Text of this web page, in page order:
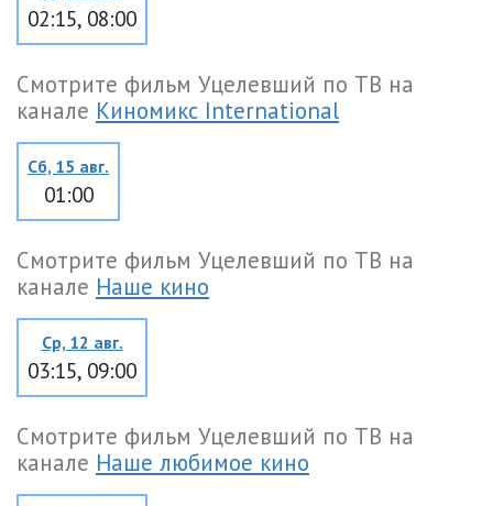
02:15, 08:00
Смотрите фильм Уцелевший по ТВ на
канале Киномикс International
Сб, 15 авг.
01:00
Смотрите фильм Уцелевший по ТВ на
канале Наше кино
Ср, 12 авг.
03:15, 09:00
Смотрите фильм Уцелевший по ТВ на
канале Наше любимое кино